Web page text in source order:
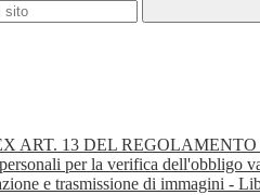
ART. 13 DEL
per la verifica dell'obbligo
e trasmissione di immagini -